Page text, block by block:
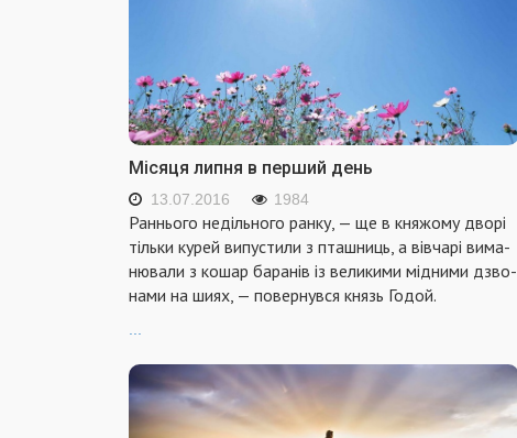
Місяця липня в перший день
13.07.2016 1984
Раннього недільного ранку, — ще в княжому дворі
тільки курей випустили з пташниць, а вівчарі вима­
нювали з кошар баранів із великими мідними дзво­
нами на шиях, — повернувся князь Годой.